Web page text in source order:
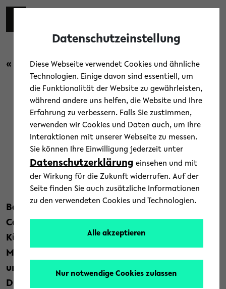
Skip to main content
« Zurück zur Übersicht
Campus / Kultur
Der Tag danach: Campus
Festival 2019
28. Juni 2019
Text: Universität Bielefeld
Bestes Wetter für die große Party zum 5.
Campus Festival. Auf den Bühnen:
Künstlerinnen und Künstler wie Alexander
Marcus, Fritz Kalkbrenner oder die Donots,
um nur eine Auswahl des Abends zu nennen.
Die Bilder vom Campus Festival 2019 gibt’s
Datenschutzeinstellung
Diese Webseite verwendet Cookies und ähnliche
Technologien. Einige davon sind essentiell, um
die Funktionalität der Website zu gewährleisten,
während andere uns helfen, die Website und Ihre
Erfahrung zu verbessern. Falls Sie zustimmen,
verwenden wir Cookies und Daten auch, um Ihre
Interaktionen mit unserer Webseite zu messen.
Sie können Ihre Einwilligung jederzeit unter
Datenschutzerklärung einsehen und mit
der Wirkung für die Zukunft widerrufen. Auf der
Seite finden Sie auch zusätzliche Informationen
zu den verwendeten Cookies und Technologien.
Alle akzeptieren
Nur notwendige Cookies zulassen